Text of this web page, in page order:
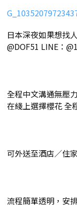
日本深夜如果想找
@DOF51 LINE
全程中文溝通無壓
在綫上選擇櫻花 全
可外送至酒店／住
流程簡單透明，安